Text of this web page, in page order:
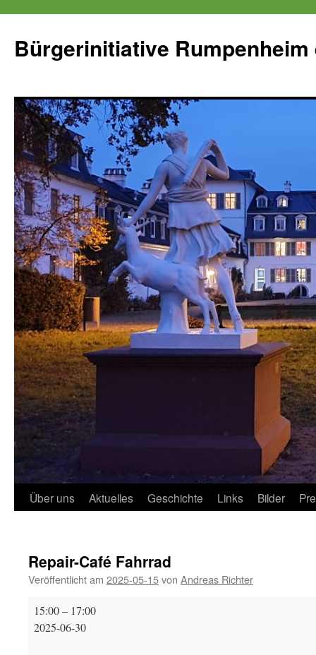
springen
Bürgerinitiative Rumpenheim
Über uns Aktuelles Geschichte Links Bilder
Repair-Café Fahrrad
Veröffentlicht am 2025-05-15von Andreas Richter
Repair-
Café
15:00– 17:00
2025-06-30